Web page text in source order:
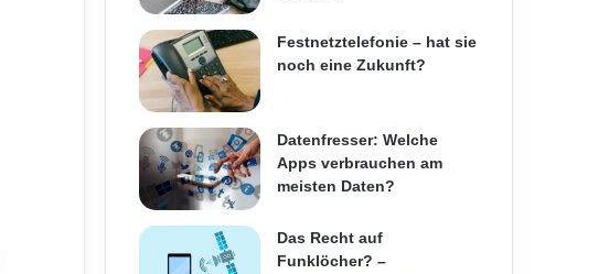
Festnetztelefonie – hat sie
noch eine Zukunft?
Datenfresser: Welche
Apps verbrauchen am
meisten Daten?
Das Recht auf
Funklöcher? –